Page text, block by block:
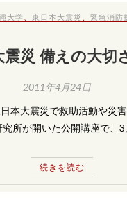
大学 、東日本大震災 、緊急消防
震災 備えの大切
2011年4月24日
本大震災で救助活動や災
所が開いた公開講座で、
続きを読む